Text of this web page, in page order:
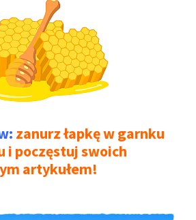
zanurz łapkę w garnku
i poczęstuj swoich
artykułem!